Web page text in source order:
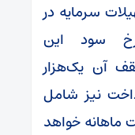
سرمایه در
سود این
و سقف آن یک‌هزار
نیز شامل
ماهانه خواهد